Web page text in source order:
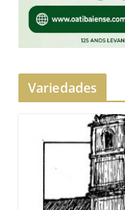
Variedades